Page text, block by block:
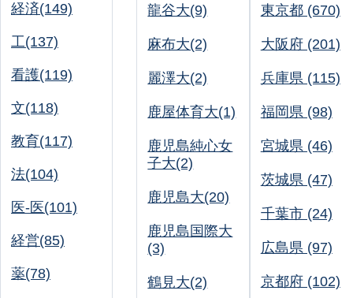
経済(149)
工(137)
看護(119)
文(118)
教育(117)
法(104)
医-医(101)
経営(85)
薬(78)
龍谷大(9)
麻布大(2)
麗澤大(2)
鹿屋体育大(1)
鹿児島純心女
子大(2)
鹿児島大(20)
鹿児島国際大
(3)
鶴見大(2)
東京都 (670)
大阪府 (201)
兵庫県 (115)
福岡県 (98)
宮城県 (46)
茨城県 (47)
千葉市 (24)
広島県 (97)
京都府 (102)